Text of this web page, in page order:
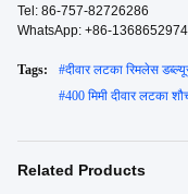
Tel: 86-757-82726286
WhatsApp: +86-
Tags: #दीवार लटका रिमलेस
#400 मिमी दीवार लटका
Related Products